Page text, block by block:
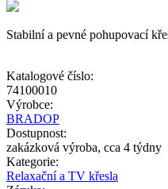
Stabilní a pevné pohupovací
Katalogové číslo:
74100010
Výrobce:
BRADOP
Dostupnost:
zakázková výroba, cca 4 týdny
Kategorie:
Relaxační a TV křesla